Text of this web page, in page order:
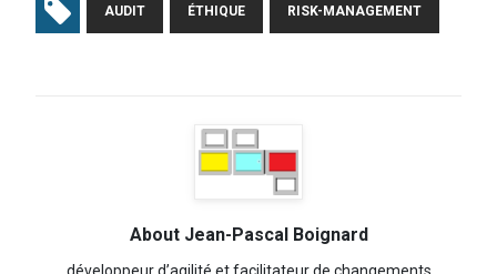
AUDIT ÉTHIQUE RISK-MANAGEMENT
About Jean-Pascal Boignard